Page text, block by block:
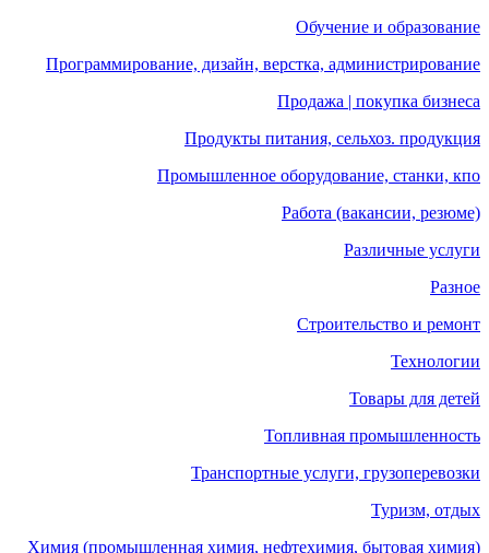
Обучение и образование
Программирование, дизайн, верстка, администрирование
Продажа | покупка бизнеса
Продукты питания, сельхоз. продукция
Промышленное оборудование, станки, кпо
Работа (вакансии, резюме)
Различные услуги
Разное
Строительство и ремонт
Технологии
Товары для детей
Топливная промышленность
Транспортные услуги, грузоперевозки
Туризм, отдых
Химия (промышленная химия, нефтехимия, бытовая химия)